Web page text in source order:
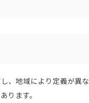
、地域により定義が異な
ります。